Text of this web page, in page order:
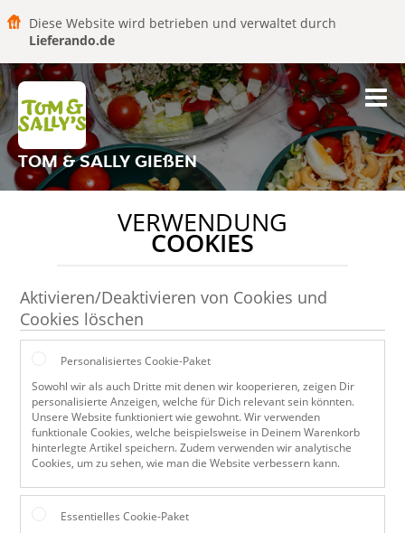
Diese Website wird betrieben und verwaltet durch
Lieferando.de
TOM & SALLY GIEßEN
VERWENDUNG
COOKIES
Aktivieren/Deaktivieren von Cookies und
Cookies löschen
Personalisiertes Cookie-Paket
Sowohl wir als auch Dritte mit denen wir kooperieren, zeigen Dir
personalisierte Anzeigen, welche für Dich relevant sein könnten.
Unsere Website funktioniert wie gewohnt. Wir verwenden
funktionale Cookies, welche beispielsweise in Deinem Warenkorb
hinterlegte Artikel speichern. Zudem verwenden wir analytische
Cookies, um zu sehen, wie man die Website verbessern kann.
Essentielles Cookie-Paket